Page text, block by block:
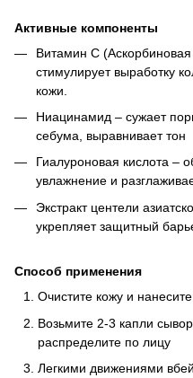
Активные компоненты
Витамин C (Аскорбиновая
стимулирует выработку
кожи.
Ниацинамид – сужает
себума, выравнивает тон
Гиалуроновая кислота –
увлажнение и
Экстракт центели
укрепляет защитный
Способ применения
Очистите кожу и
Возьмите 2-3 капли
распределите по лицу
Легкими движениями